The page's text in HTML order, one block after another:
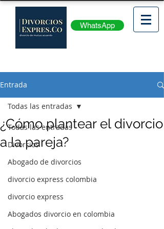
WhatsApp
Entrada
Todas las entradas
Divorcios
Abogado de divorcios
divorcio express colombia
divorcio express
Abogados divorcio en colombia
Todas las entradas
¿Cómo plantear el divorcio
a la pareja?